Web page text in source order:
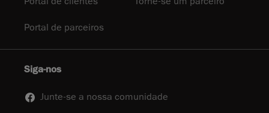
Portal de parceiros
Siga-nos
Junte-se a nossa comunidade